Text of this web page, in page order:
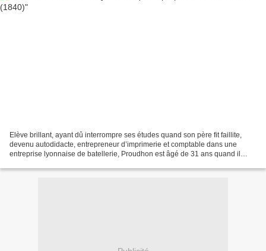
Elève brillant, ayant dû interrompre ses études quand son père fit faillite,
devenu autodidacte, entrepreneur d’imprimerie et comptable dans une
entreprise lyonnaise de batellerie, Proudhon est âgé de 31 ans quand il